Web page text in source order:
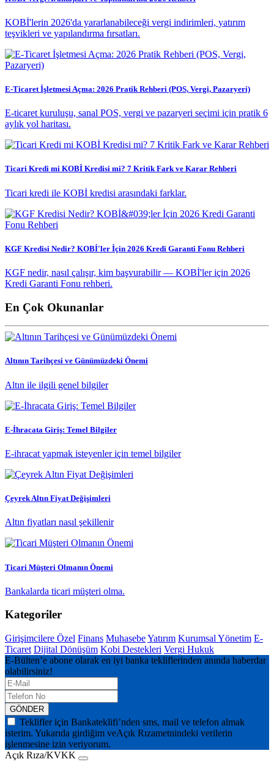
KOBİ'lerin 2026'da yararlanabileceği vergi indirimleri, yatırım
teşvikleri ve yapılandırma fırsatları.
E-Ticaret İşletmesi Açma: 2026 Pratik Rehberi (POS, Vergi, Pazaryeri)
E-ticaret kuruluşu, sanal POS, vergi ve pazaryeri seçimi için pratik 6
aylık yol haritası.
Ticari Kredi mi KOBİ Kredisi mi? 7 Kritik Fark ve Karar Rehberi
Ticari kredi ile KOBİ kredisi arasındaki farklar.
KGF Kredisi Nedir? KOBİ'ler İçin 2026 Kredi Garanti Fonu Rehberi
KGF nedir, nasıl çalışır, kim başvurabilir — KOBİ'ler için 2026
Kredi Garanti Fonu rehberi.
En Çok Okunanlar
Altının Tarihçesi ve Günümüzdeki Önemi
Altın ile ilgili genel bilgiler
E-İhracata Giriş: Temel Bilgiler
E-ihracat yapmak isteyenler için temel bilgiler
Çeyrek Altın Fiyat Değişimleri
Altın fiyatları nasıl şekillenir
Ticari Müşteri Olmanın Önemi
Bankalarda ticari müşteri olma.
Kategoriler
Girişimcilere Özel Finans MuhasebeYatırım Kurumsal Yönetim E-
Ticaret Dijital Dönüşüm Kobi Destekleri Vergi Hukuk
E-Bülten’e abone olarak en iyi banka tekliflerinden anında haberdar
olabilirsiniz!
GÖNDER
Teklifler için Bankateklifi’nden sms, mail ve telefon almak
isterim. Yukarıda girdiğim veAçık Rızametnindeki verilerin
işlenmesine izin veriyorum.
Açık Rıza/KVKK